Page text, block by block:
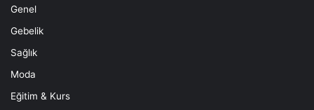
Genel
Gebelik
Sağlık
Moda
Eğitim & Kurs